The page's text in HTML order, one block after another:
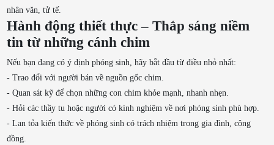
nhân văn, tử tế.
Hành động thiết thực – Thắp sáng niềm
tin từ những cánh chim
Nếu bạn đang có ý định phóng sinh, hãy bắt đầu từ điều nhỏ nhất:
- Trao đổi với người bán về nguồn gốc chim.
- Quan sát kỹ để chọn những con chim khỏe mạnh, nhanh nhẹn.
- Hỏi các thầy tu hoặc người có kinh nghiệm về nơi phóng sinh phù hợp.
- Lan tỏa kiến thức về phóng sinh có trách nhiệm trong gia đình, cộng
đồng.